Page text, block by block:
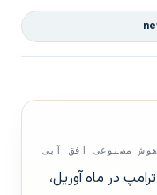
مصنوعی افق آبی
در ماه آوریل،